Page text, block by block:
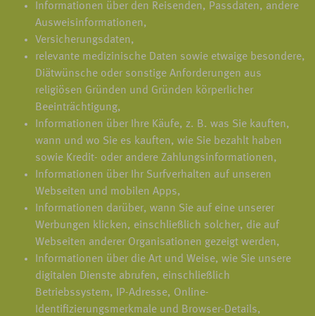
Informationen über den Reisenden, Passdaten, andere
Ausweisinformationen,
Versicherungsdaten,
relevante medizinische Daten sowie etwaige besondere,
Diätwünsche oder sonstige Anforderungen aus
religiösen Gründen und Gründen körperlicher
Beeinträchtigung,
Informationen über Ihre Käufe, z. B. was Sie kauften,
wann und wo Sie es kauften, wie Sie bezahlt haben
sowie Kredit- oder andere Zahlungsinformationen,
Informationen über Ihr Surfverhalten auf unseren
Webseiten und mobilen Apps,
Informationen darüber, wann Sie auf eine unserer
Werbungen klicken, einschließlich solcher, die auf
Webseiten anderer Organisationen gezeigt werden,
Informationen über die Art und Weise, wie Sie unsere
digitalen Dienste abrufen, einschließlich
Betriebssystem, IP-Adresse, Online-
Identifizierungsmerkmale und Browser-Details,